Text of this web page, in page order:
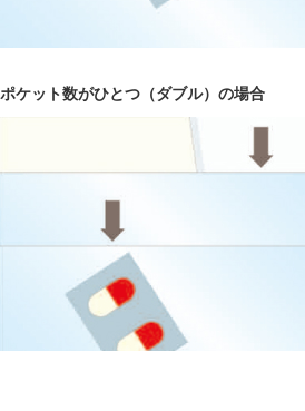
ポケット数がひとつ（ダブル）の場合